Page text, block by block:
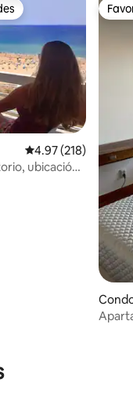
Calificación
4.97 (218)
ubicación